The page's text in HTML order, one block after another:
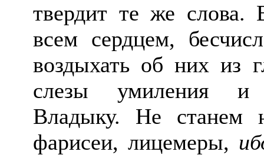
твердит те же слова.
всем сердцем,
воздыхать об них из
слезы умиления и
Владыку. Не станем
фарисеи, лицемеры,